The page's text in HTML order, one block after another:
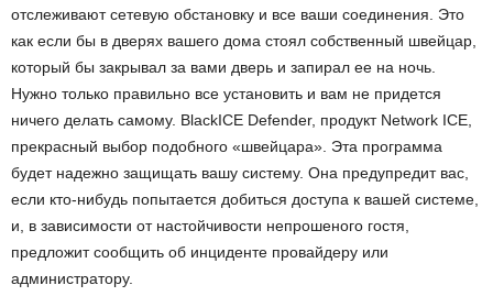
отслеживают сетевую обстановку и все ваши соединения. Это
как если бы в дверях вашего дома стоял собственный швейцар,
который бы закрывал за вами дверь и запирал ее на ночь.
Нужно только правильно все установить и вам не придется
ничего делать самому. BlackICE Defender, продукт Network ICE,
прекрасный выбор подобного «швейцара». Эта программа
будет надежно защищать вашу систему. Она предупредит вас,
если кто-нибудь попытается добиться доступа к вашей системе,
и, в зависимости от настойчивости непрошеного гостя,
предложит сообщить об инциденте провайдеру или
администратору.